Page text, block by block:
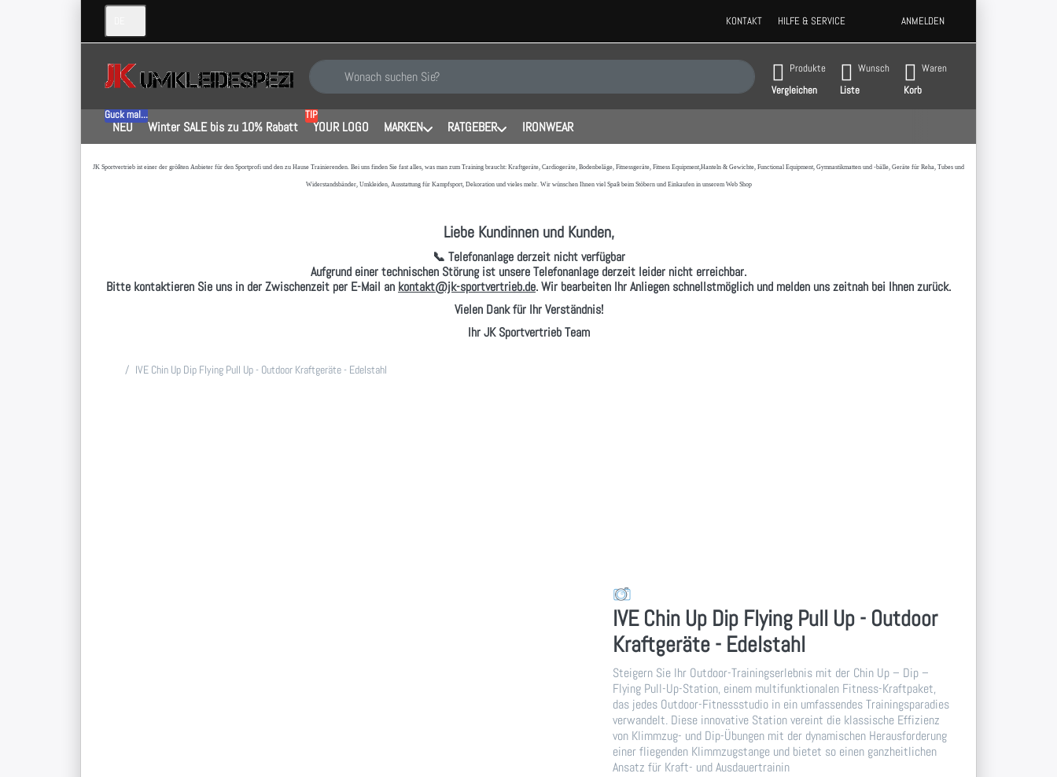
KONTAKT HILFE & SERVICE ANMELDEN
Geben Sie einen Suchbegriff ein. Während Sie tippen, erscheinen automatisch erste Ergebnisse. Drücken Sie die Eingabetaste, um alle Ergebnisse aufzurufen.
Produkte
Vergleichen
Wunsch
Liste
Waren
Korb
NEU
Guck mal...
Winter SALE bis zu 10% Rabatt YOUR LOGO
TIP
MARKEN RATGEBER IRONWEAR
JK Sportvertrieb ist einer der größten Anbieter für den Sportprofi und den zu Hause Trainierenden. Bei uns finden Sie fast alles, was man zum Training braucht: Kraftgeräte, Cardiogeräte, Bodenbeläge, Fitnessgeräte, Fitness Equipment,Hanteln & Gewichte, Functional Equipment, Gymnastikmatten und -bälle, Geräte für Reha, Tubes und
Widerstandsbänder, Umkleiden, Ausstattung für Kampfsport, Dekoration und vieles mehr. Wir wünschen Ihnen viel Spaß beim Stöbern und Einkaufen in unserem Web Shop
Liebe Kundinnen und Kunden,
📞 Telefonanlage derzeit nicht verfügbar
Aufgrund einer technischen Störung ist unsere Telefonanlage derzeit leider nicht erreichbar.
Bitte kontaktieren Sie uns in der Zwischenzeit per E-Mail an kontakt@jk-sportvertrieb.de. Wir bearbeiten Ihr Anliegen schnellstmöglich und melden uns zeitnah bei Ihnen zurück.
Vielen Dank für Ihr Verständnis!
Ihr JK Sportvertrieb Team
Startseite
IVE Chin Up Dip Flying Pull Up - Outdoor Kraftgeräte - Edelstahl
IVE Chin Up Dip Flying Pull Up - Outdoor
Kraftgeräte - Edelstahl
Steigern Sie Ihr Outdoor-Trainingserlebnis mit der Chin Up – Dip –
Flying Pull-Up-Station, einem multifunktionalen Fitness-Kraftpaket,
das jedes Outdoor-Fitnessstudio in ein umfassendes Trainingsparadies
verwandelt. Diese innovative Station vereint die klassische Effizienz
von Klimmzug- und Dip-Übungen mit der dynamischen Herausforderung
einer fliegenden Klimmzugstange und bietet so einen ganzheitlichen
Ansatz für Kraft- und Ausdauertrainin